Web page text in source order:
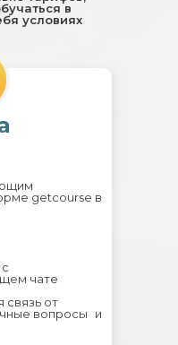
в
условиях
getcourse в
чате
связь от
вопросы и